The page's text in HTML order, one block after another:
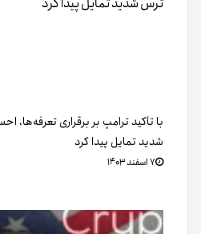
با تأکید ترامپ بر برقراری تعرفه‌ها،
شدید تمایل پیدا کرد
۷ اسفند ۱۴۰۳